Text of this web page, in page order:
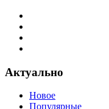
Актуально
Новое
Популярные